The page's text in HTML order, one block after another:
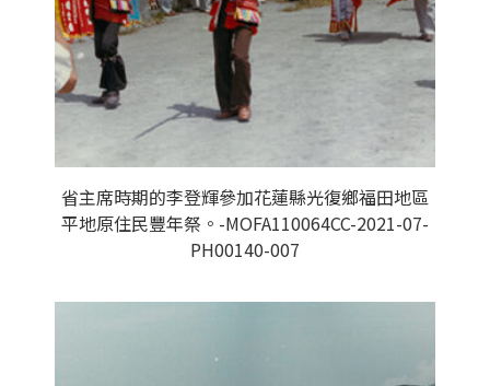
省主席時期的李登輝參加花蓮縣光復鄉福田地區
平地原住民豐年祭。-MOFA110064CC-2021-07-
PH00140-007